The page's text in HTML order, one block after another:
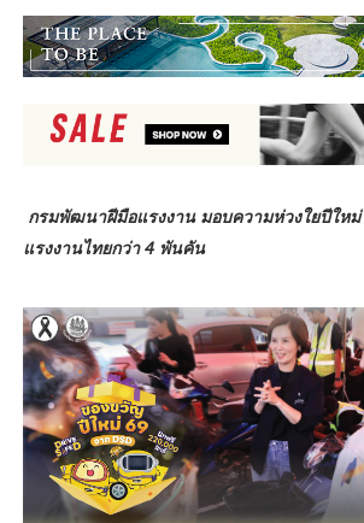
กรมพัฒนาฝีมือแรงงาน มอบความห่วงใยปีใหม่
แรงงานไทยกว่า 4 พันคัน